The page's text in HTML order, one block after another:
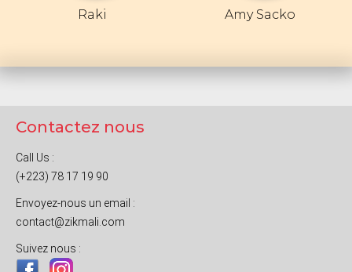
Raki Amy Sacko
Contactez nous
Call Us :
(+223) 78 17 19 90
Envoyez-nous un email :
contact@zikmali.com
Suivez nous :